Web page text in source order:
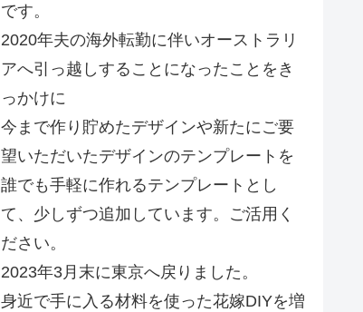
です。
2020年夫の海外転勤に伴いオーストラリ
アへ引っ越しすることになったことをき
っかけに
今まで作り貯めたデザインや新たにご要
望いただいたデザインのテンプレートを
誰でも手軽に作れるテンプレートとし
て、少しずつ追加しています。ご活用く
ださい。
2023年3月末に東京へ戻りました。
身近で手に入る材料を使った花嫁DIYを増